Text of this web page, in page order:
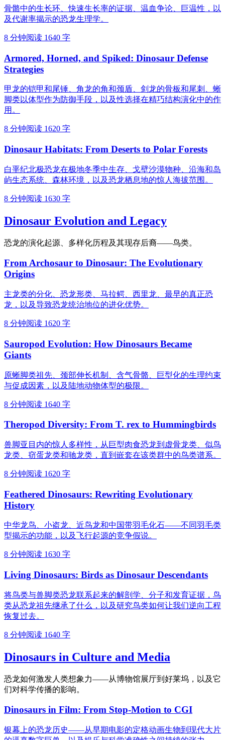
骨骼中的生长环、快速生长率的证据、温血争论、巨温性，以
及代谢率揭示的恐龙生理学。
8 分钟阅读 1640 字
Armored, Horned, and Spiked: Dinosaur Defense
Strategies
甲龙的铠甲和尾锤、角龙的角和颈盾、剑龙的骨板和尾刺、蜥
脚类以体型作为防御手段，以及性选择在精巧结构演化中的作
用。
8 分钟阅读 1620 字
Dinosaur Habitats: From Deserts to Polar Forests
白垩纪北极恐龙在极地冬季中生存、戈壁沙漠物种、沿海和岛
屿生态系统、森林环境，以及恐龙栖息地的惊人海拔范围。
8 分钟阅读 1630 字
Dinosaur Evolution and Legacy
恐龙的演化起源、多样化历程及其现存后裔——鸟类。
From Archosaur to Dinosaur: The Evolutionary
Origins
主龙类的分化、恐龙形类、马拉鳄、西里龙、最早的真正恐
龙，以及导致恐龙统治地位的进化优势。
8 分钟阅读 1620 字
Sauropod Evolution: How Dinosaurs Became
Giants
原蜥脚类祖先、颈部伸长机制、含气骨骼、巨型化的生理约束
与促成因素，以及陆地动物体型的极限。
8 分钟阅读 1640 字
Theropod Diversity: From T. rex to Hummingbirds
兽脚亚目内的惊人多样性，从巨型肉食恐龙到虚骨龙类、似鸟
龙类、窃蛋龙类和驰龙类，直到嵌套在该类群中的鸟类谱系。
8 分钟阅读 1620 字
Feathered Dinosaurs: Rewriting Evolutionary
History
中华龙鸟、小盗龙、近鸟龙和中国带羽毛化石——不同羽毛类
型揭示的功能，以及飞行起源的竞争假说。
8 分钟阅读 1630 字
Living Dinosaurs: Birds as Dinosaur Descendants
将鸟类与兽脚类恐龙联系起来的解剖学、分子和发育证据，鸟
类从恐龙祖先继承了什么，以及研究鸟类如何让我们逆向工程
恢复过去。
8 分钟阅读 1640 字
Dinosaurs in Culture and Media
恐龙如何激发人类想象力——从博物馆展厅到好莱坞，以及它
们对科学传播的影响。
Dinosaurs in Film: From Stop-Motion to CGI
银幕上的恐龙历史——从早期电影的定格动画生物到现代大片